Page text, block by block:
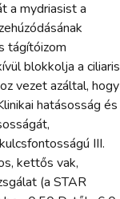
a mydriasist a
tágítóizom
blokkolja a ciliaris
vezet azáltal, hogy
hatásosság és
III.
kettős vak,
(a STAR